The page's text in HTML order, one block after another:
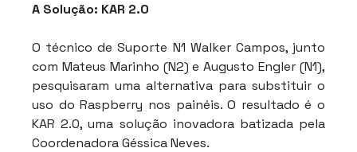
A Solução: KAR 2.0
O técnico de Suporte N1 Walker Campos, junto
com Mateus Marinho (N2) e Augusto Engler (N1),
pesquisaram uma alternativa para substituir o
uso do Raspberry nos painéis. O resultado é o
KAR 2.0, uma solução inovadora batizada pela
Coordenadora Géssica Neves.